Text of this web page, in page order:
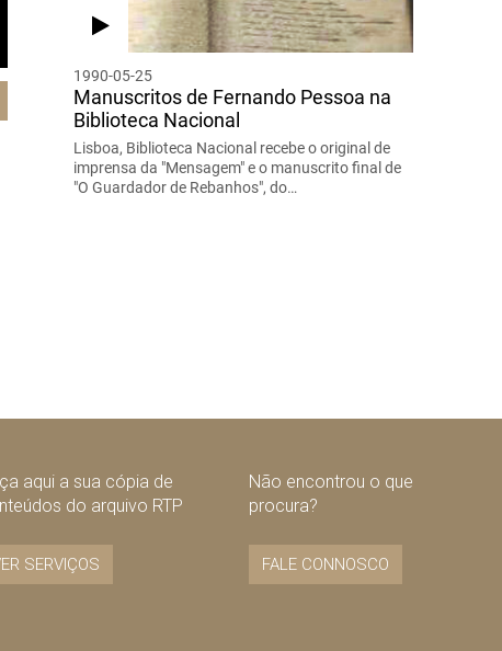
1990-05-25
Manuscritos de Fernando Pessoa na
Biblioteca Nacional
Lisboa, Biblioteca Nacional recebe o original de
imprensa da "Mensagem" e o manuscrito final de
"O Guardador de Rebanhos", do…
aqui a sua cópia de
do arquivo RTP
SERVIÇOS
Não encontrou o que
procura?
FALE CONNOSCO